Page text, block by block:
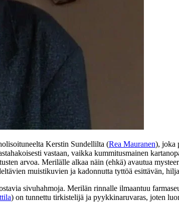
Kerstin Sundellilta (Rea Mauranen), joka
vastaan, vaikka kummitusmainen
arvoa. Merilälle alkaa näin (ehkä) avautua
muistikuvien ja kadonnutta tyttöä esittävän,
sivuhahmoja. Merilän rinnalle ilmaantuu
) on tunnettu tirkistelijä ja pyykkinaruvaras, joten